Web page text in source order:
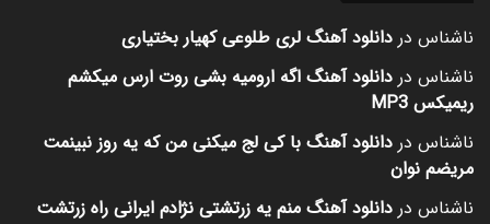
ناشناس در دانلود آهنگ لری طلوعی کهیار بختیاری
ناشناس در دانلود آهنگ اگه ارومیه بشی روت ارس میکشم
ریمیکس MP3
ناشناس در دانلود آهنگ با کی لج میکنی من که یه روز نبینمت
مریضم نوان
ناشناس در دانلود آهنگ منم یه زرتشتی نژادم ایرانی راه زرتشت